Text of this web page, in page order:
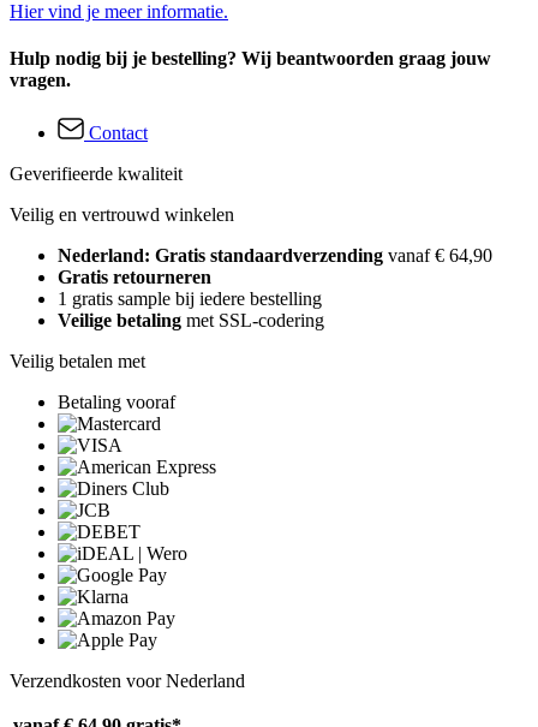
Hier vind je meer informatie.
Hulp nodig bij je bestelling? Wij beantwoorden graag jouw
vragen.
Contact
Geverifieerde kwaliteit
Veilig en vertrouwd winkelen
Nederland: Gratis standaardverzending vanaf € 64,90
Gratis retourneren
1 gratis sample bij iedere bestelling
Veilige betaling met SSL-codering
Veilig betalen met
Betaling vooraf
Verzendkosten voor Nederland